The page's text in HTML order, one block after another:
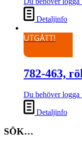
Detaljinfo
UTGÅTT!
782-463,
Du behöver logga
Detaljinfo
SÖK…